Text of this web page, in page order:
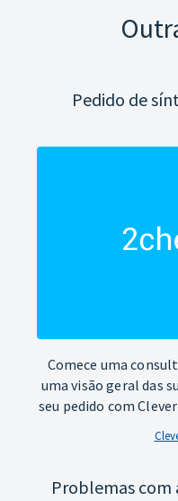
Pedido de
Comece uma
uma visão geral das
seu pedido com
Problemas com